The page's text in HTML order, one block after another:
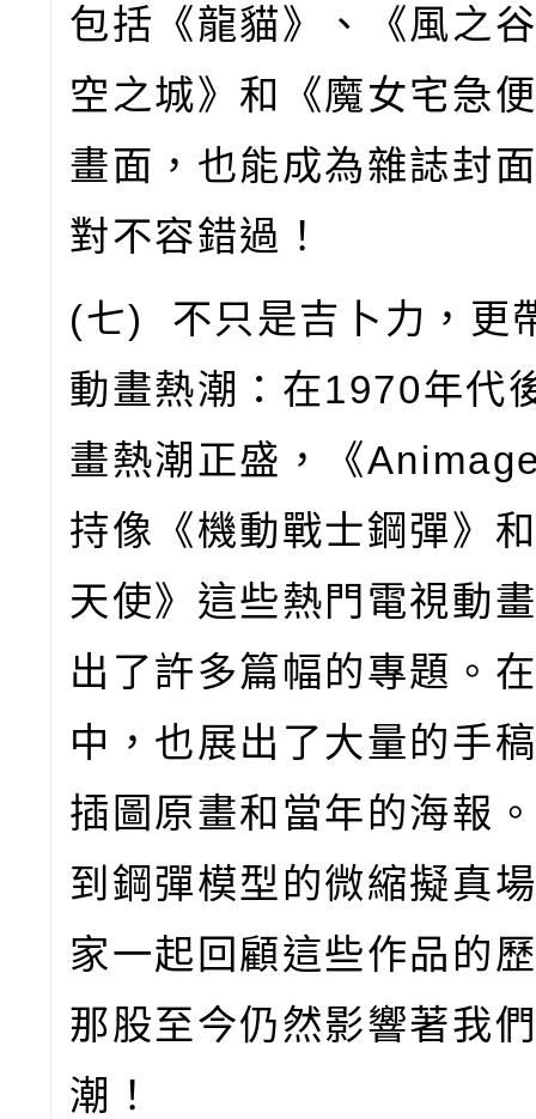
包括《龍貓》、《風之
空之城》和《魔女宅急
畫面，也能成為雜誌封
對不容錯過！
(七) 不只是吉卜力，更
動畫熱潮：在1970年代
畫熱潮正盛，《
持像《機動戰士鋼彈》
天使》這些熱門電視動
出了許多篇幅的專題。
中，也展出了大量的手
插圖原畫和當年的海報
到鋼彈模型的微縮擬真
家一起回顧這些作品的
那股至今仍然影響著我
潮！